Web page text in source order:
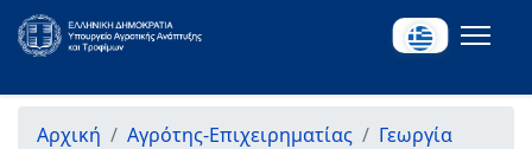
Αρχική Αγρότης-Επιχειρηματίας
Γεωργία